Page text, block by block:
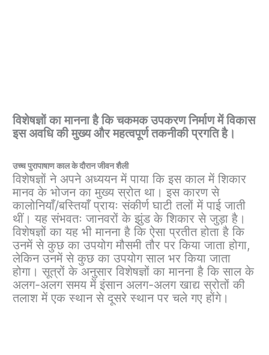
विशेषज्ञों का मानना ​​है कि चकमक उपकरण निर्माण में विकास
इस अवधि की मुख्य और महत्वपूर्ण तकनीकी प्रगति है।
उच्च पुरापाषाण काल ​​के दौरान जीवन शैली
विशेषज्ञों ने अपने अध्ययन में पाया कि इस काल में शिकार
मानव के भोजन का मुख्य स्रोत था। इस कारण से
कालोनियाँ/बस्तियाँ प्रायः संकीर्ण घाटी तलों में पाई जाती
थीं। यह संभवतः जानवरों के झुंड के शिकार से जुड़ा है।
विशेषज्ञों का यह भी मानना ​​है कि ऐसा प्रतीत होता है कि
उनमें से कुछ का उपयोग मौसमी तौर पर किया जाता होगा,
लेकिन उनमें से कुछ का उपयोग साल भर किया जाता
होगा। सूत्रों के अनुसार विशेषज्ञों का मानना ​​है कि साल के
अलग-अलग समय में इंसान अलग-अलग खाद्य स्रोतों की
तलाश में एक स्थान से दूसरे स्थान पर चले गए होंगे।